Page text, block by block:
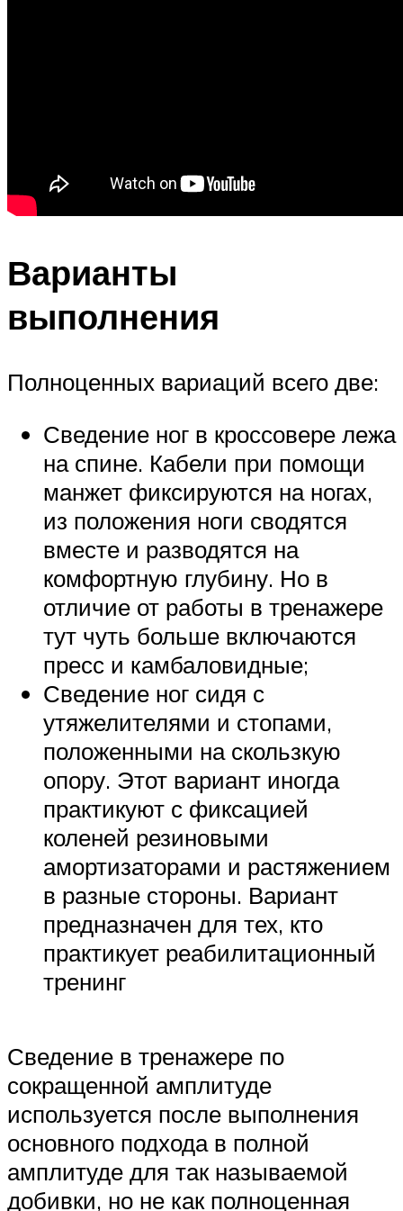
Варианты
выполнения
Полноценных вариаций всего две:
Сведение ног в кроссовере лежа
на спине. Кабели при помощи
манжет фиксируются на ногах,
из положения ноги сводятся
вместе и разводятся на
комфортную глубину. Но в
отличие от работы в тренажере
тут чуть больше включаются
пресс и камбаловидные;
Сведение ног сидя с
утяжелителями и стопами,
положенными на скользкую
опору. Этот вариант иногда
практикуют с фиксацией
коленей резиновыми
амортизаторами и растяжением
в разные стороны. Вариант
предназначен для тех, кто
практикует реабилитационный
тренинг
Сведение в тренажере по
сокращенной амплитуде
используется после выполнения
основного подхода в полной
амплитуде для так называемой
добивки, но не как полноценная